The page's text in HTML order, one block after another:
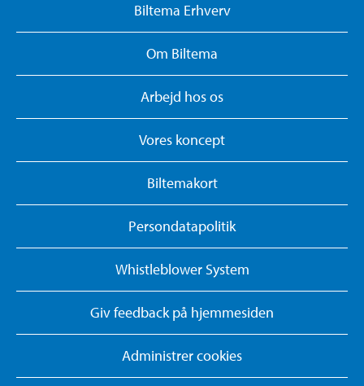
Biltema Erhverv
Om Biltema
Arbejd hos os
Vores koncept
Biltemakort
Persondatapolitik
Whistleblower System
Giv feedback på hjemmesiden
Administrer cookies